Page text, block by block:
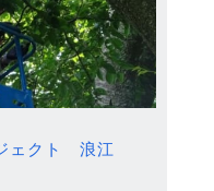
ェクト 浪江